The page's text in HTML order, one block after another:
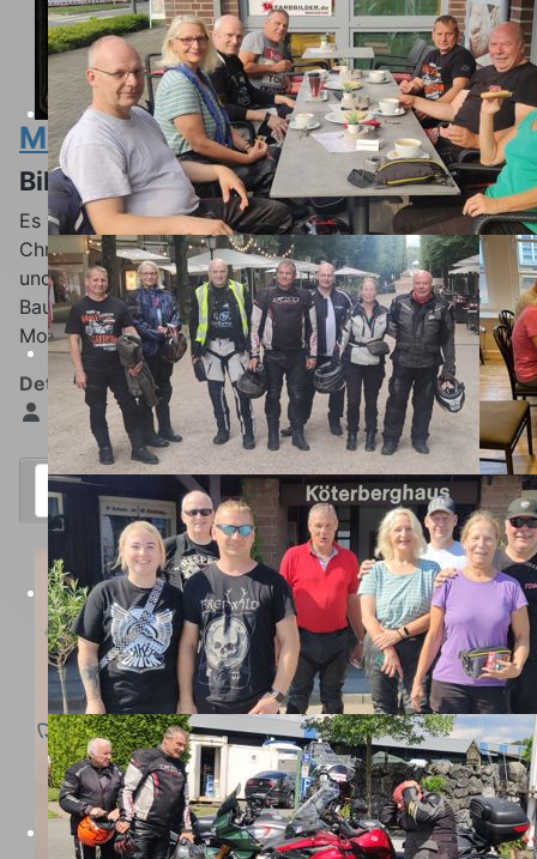
Motorrad-Gottesdienst 2026
Biker in der Christuskirche
Es war ein toller Tag im Hammer Westen! Die schöne
Christuskirche war VOLL, die Ausfahrt ohne Probleme
und der anschließende Treff bei Grillwürstchen in Alten
Bauhof Herringen ein gelungener Abschluss des
Motorradgottesdienstes.
Details
Geschrieben von: Udo
Weiterlesen: Motorrad-Gottesdienst 2026